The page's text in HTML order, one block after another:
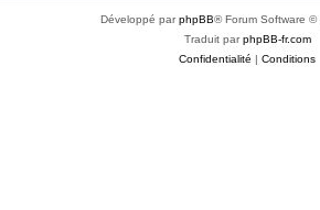
Développé parphpBB® Forum Software ©
Traduit parphpBB-fr.com
Confidentialité | Conditions